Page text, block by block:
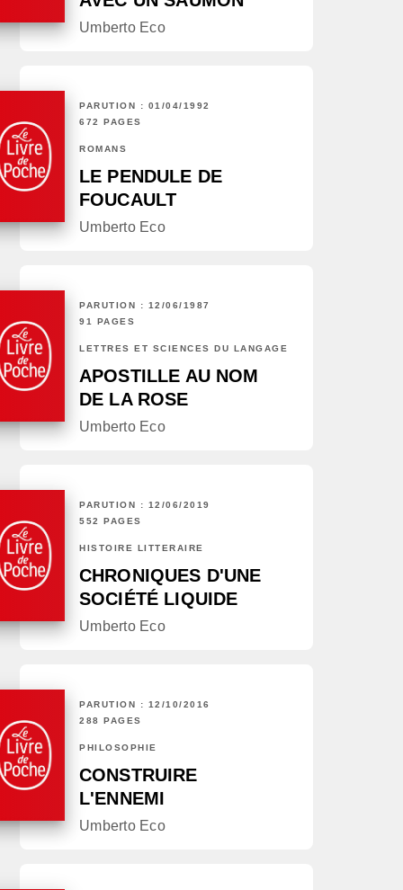
Umberto Eco
PARUTION : 01/04/1992
672 PAGES
ROMANS
LE PENDULE DE
FOUCAULT
Umberto Eco
PARUTION : 12/06/1987
91 PAGES
LETTRES ET SCIENCES DU LANGAGE
APOSTILLE AU NOM
DE LA ROSE
Umberto Eco
PARUTION : 12/06/2019
552 PAGES
HISTOIRE LITTÉRAIRE
CHRONIQUES D'UNE
SOCIÉTÉ LIQUIDE
Umberto Eco
PARUTION : 12/10/2016
288 PAGES
PHILOSOPHIE
CONSTRUIRE
L'ENNEMI
Umberto Eco